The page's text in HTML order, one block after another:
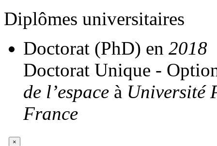
Diplômes universitaires
Doctorat (PhD) en 2018
Doctorat Unique -
de l’espace à Université
France
×